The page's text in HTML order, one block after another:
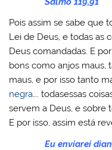
Pois assim se sabe que
Lei de Deus, e todas as
Deus comandadas. E
bons como anjos maus,
maus, e por isso tanto
negra…. todasessas
servem a Deus, e sobre
E por isso, assim está
Eu enviarei